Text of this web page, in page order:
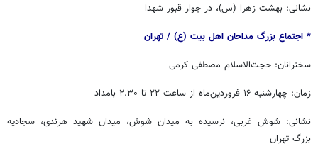
نشانی: بهشت زهرا (س)، در جوار قبور شهدا
* اجتماع بزرگ مداحان اهل بیت (ع) / ‏‬تهران
سخنرانان: حجت‌الاسلام مصطفی کرمی
زمان: چهارشنبه ۱۶ فروردین‌ماه از ساعت ۲۲ تا ۲.۳۰ بامداد
نشانی: شوش غربی، نرسیده به میدان شوش، میدان شهید هرندی، سجادیه
بزرگ تهران